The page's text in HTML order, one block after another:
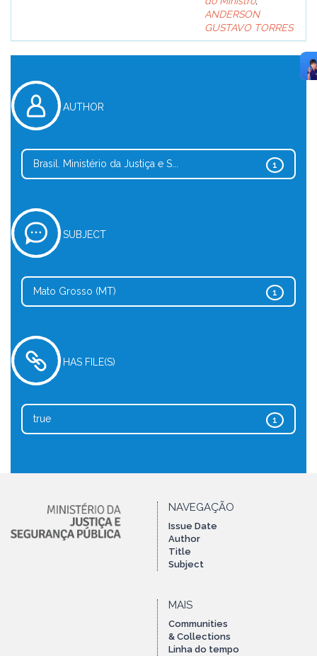
ANDERSON
GUSTAVO TORRES
AUTHOR
1
Brasil. Ministério da Justiça e S...
SUBJECT
1
Mato Grosso (MT)
HAS FILE(S)
1
true
NAVEGAÇÃO
Issue Date
Author
Title
Subject
MAIS
Communities
& Collections
Linha do tempo